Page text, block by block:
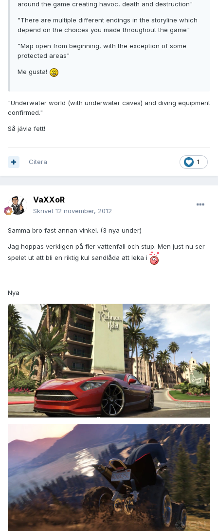
around the game creating havoc, death and destruction"
"There are multiple different endings in the storyline which
depend on the choices you made throughout the game"
"Map open from beginning, with the exception of some
protected areas"
Me gusta!
"Underwater world (with underwater caves) and diving equipment
confirmed."
Så jävla fett!
1
Citera
VaXXoR
Skrivet 12 november, 2012
Samma bro fast annan vinkel. (3 nya under)
Jag hoppas verkligen på fler vattenfall och stup. Men just nu ser
spelet ut att bli en riktig kul sandlåda att leka i
Nya